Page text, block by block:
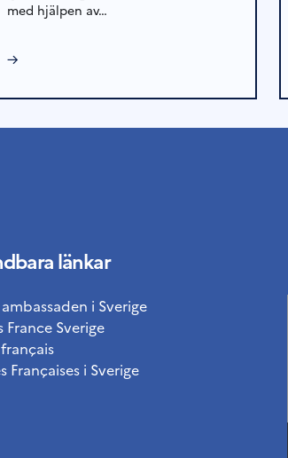
med hjälpen av…
→
länkar
i Sverige
France Sverige
Françaises i Sverige